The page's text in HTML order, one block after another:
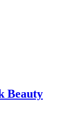
Beauty